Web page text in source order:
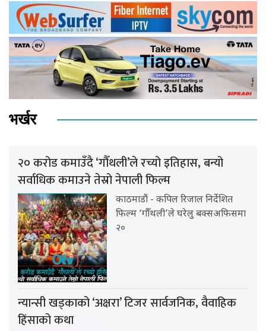
भर्खर
२० करोड कमाउँदै ‘गौँथली’ले रच्यो इतिहास, बन्यो
सर्वाधिक कमाउने तेस्रो नेपाली फिल्म
काठमाडौं - कपिल रिजाल निर्देशित
फिल्म ‘गौँथली’ले घरेलु बक्सअफिसमा
२०
न्यान्सी खड्काको ‘अक्षरा’ टिजर सार्वजनिक, वैवाहिक
हिंसाको कथा